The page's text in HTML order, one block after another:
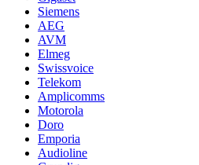
Siemens
AEG
AVM
Elmeg
Swissvoice
Telekom
Amplicomms
Motorola
Doro
Emporia
Audioline